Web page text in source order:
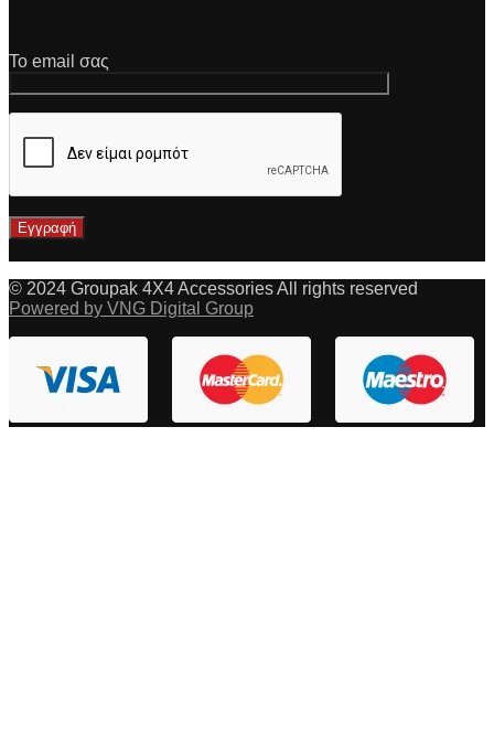
Το email σας
© 2024 Groupak 4X4 Accessories All rights reserved
Powered by VNG Digital Group